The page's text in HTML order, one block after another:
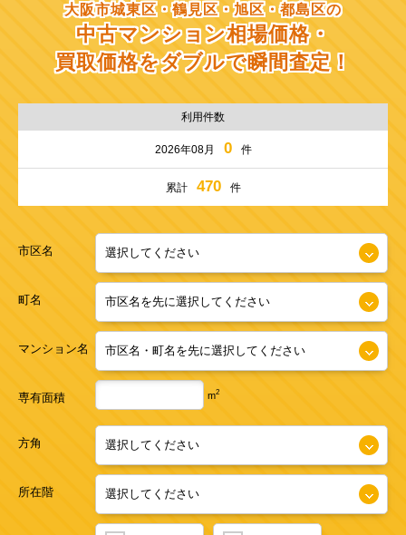
大阪市城東区・鶴見区・旭区・都島区の
中古マンション相場価格・
買取価格をダブルで瞬間査定！
利用件数
2026年08月 0 件
累計 470 件
市区名
町名
マンション名
専有面積 m2
方角
所在階